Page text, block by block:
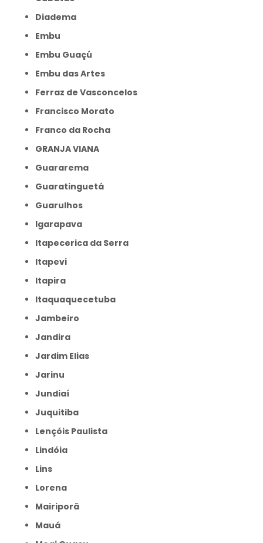
Diadema
Embu
Embu Guaçú
Embu das Artes
Ferraz de Vasconcelos
Francisco Morato
Franco da Rocha
GRANJA VIANA
Guararema
Guaratinguetá
Guarulhos
Igarapava
Itapecerica da Serra
Itapevi
Itapira
Itaquaquecetuba
Jambeiro
Jandira
Jardim Elias
Jarinu
Jundiaí
Juquitiba
Lençóis Paulista
Lindóia
Lins
Lorena
Mairiporã
Mauá